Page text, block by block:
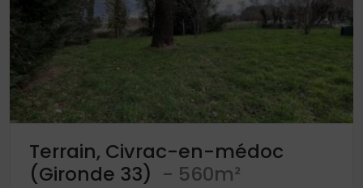
Terrain, Civrac-en-médoc
(Gironde 33) - 560m²